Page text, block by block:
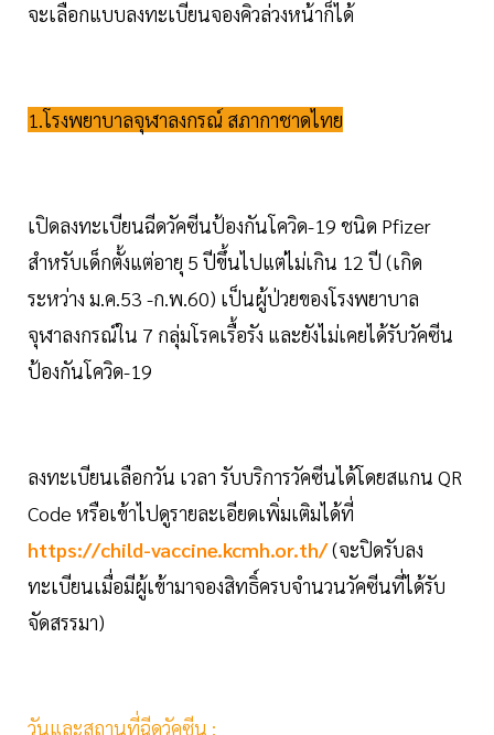
จะเลือกแบบลงทะเบียนจองคิวล่วงหน้าก็ได้
1.โรงพยาบาลจุฬาลงกรณ์ สภากาชาดไทย
เปิดลงทะเบียนฉีดวัคซีนป้องกันโควิด-19 ชนิด Pfizer
สำหรับเด็กตั้งแต่อายุ 5 ปีขึ้นไปแต่ไม่เกิน 12 ปี (เกิด
ระหว่าง ม.ค.53 -ก.พ.60) เป็นผู้ป่วยของโรงพยาบาล
จุฬาลงกรณ์ใน 7 กลุ่มโรคเรื้อรัง และยังไม่เคยได้รับวัคซีน
ป้องกันโควิด-19
ลงทะเบียนเลือกวัน เวลา รับบริการวัคซีนได้โดยสแกน QR
Code หรือเข้าไปดูรายละเอียดเพิ่มเติมได้ที่
https://child-vaccine.kcmh.or.th/(จะปิดรับลง
ทะเบียนเมื่อมีผู้เข้ามาจองสิทธิ์ครบจำนวนวัคซีนที่ได้รับ
จัดสรรมา)
วันและสถานที่ฉีดวัคซีน :